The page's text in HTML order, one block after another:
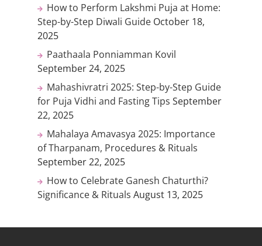
How to Perform Lakshmi Puja at Home:
Step-by-Step Diwali Guide October 18,
2025
Paathaala Ponniamman Kovil
September 24, 2025
Mahashivratri 2025: Step-by-Step Guide
for Puja Vidhi and Fasting Tips September
22, 2025
Mahalaya Amavasya 2025: Importance
of Tharpanam, Procedures & Rituals
September 22, 2025
How to Celebrate Ganesh Chaturthi?
Significance & Rituals August 13, 2025